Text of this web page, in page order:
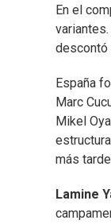
En el
descontó
España
Marc
Mikel
más
Lamine